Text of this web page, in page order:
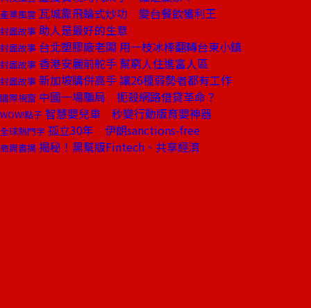
產業風雲 瓦城靠飛輪式炒功 變台餐飲獲利王
封面故事 助人是最好的生意
封面故事 台北塑膠廠老闆 用一枝冰棒翻轉台東小鎮
封面故事 香港安麗前舵手 幫窮人住進富人區
封面故事 新加坡購併高手 讓26種弱勢者都有工作
國際視窗 中國一場騙局 扼殺網路借貸革命？
WOW!點子 智慧嬰兒車 秒變行動版育嬰神器
全球熱門字 孤立30年 伊朗sanctions-free
商周書摘 揭秘！黑幫版Fintech、共享經濟